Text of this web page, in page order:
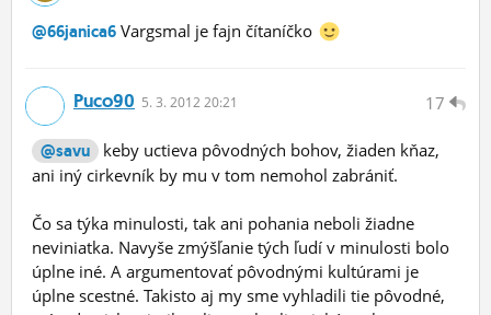
@66janica6 Vargsmal je fajn čítaníčko
17
Puco90 5. 3. 2012 20:21
@savu
keby uctieva pôvodných bohov, žiaden kňaz,
ani iný cirkevník by mu v tom nemohol zabrániť.
Čo sa týka minulosti, tak ani pohania neboli žiadne
neviniatka. Navyše zmýšľanie tých ľudí v minulosti bolo
úplne iné. A argumentovať pôvodnými kultúrami je
úplne scestné. Takisto aj my sme vyhladili tie pôvodné,